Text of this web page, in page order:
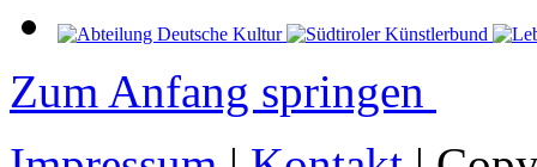
Zum Anfang springen